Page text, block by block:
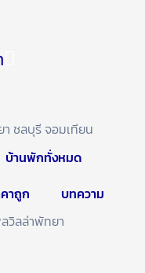
ชลบุรี จอมเทียน
บ้านพักทั่งหมด
าถูก
บทความ
วิลล่าพัทยา